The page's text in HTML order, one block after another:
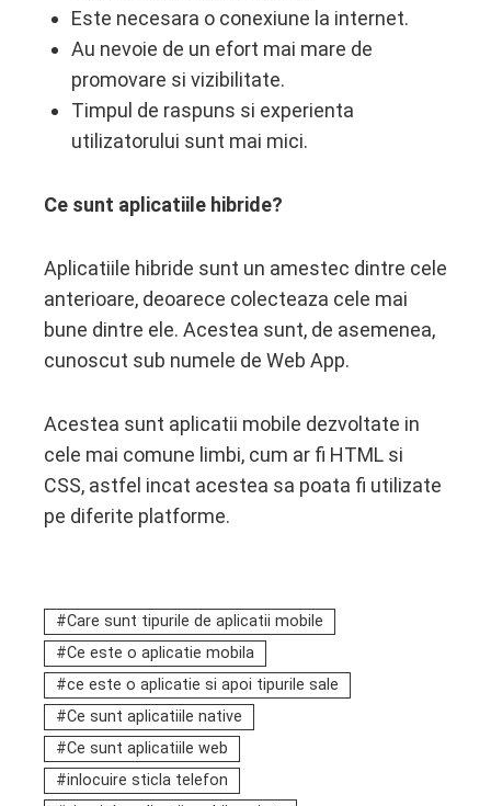
Este necesara o conexiune la internet.
Au nevoie de un efort mai mare de
promovare si vizibilitate.
Timpul de raspuns si experienta
utilizatorului sunt mai mici.
Ce sunt aplicatiile hibride?
Aplicatiile hibride sunt un amestec dintre cele
anterioare, deoarece colecteaza cele mai
bune dintre ele. Acestea sunt, de asemenea,
cunoscut sub numele de Web App.
Acestea sunt aplicatii mobile dezvoltate in
cele mai comune limbi, cum ar fi HTML si
CSS, astfel incat acestea sa poata fi utilizate
pe diferite platforme.
Care sunt tipurile de aplicatii mobile
Ce este o aplicatie mobila
ce este o aplicatie si apoi tipurile sale
Ce sunt aplicatiile native
Ce sunt aplicatiile web
inlocuire sticla telefon